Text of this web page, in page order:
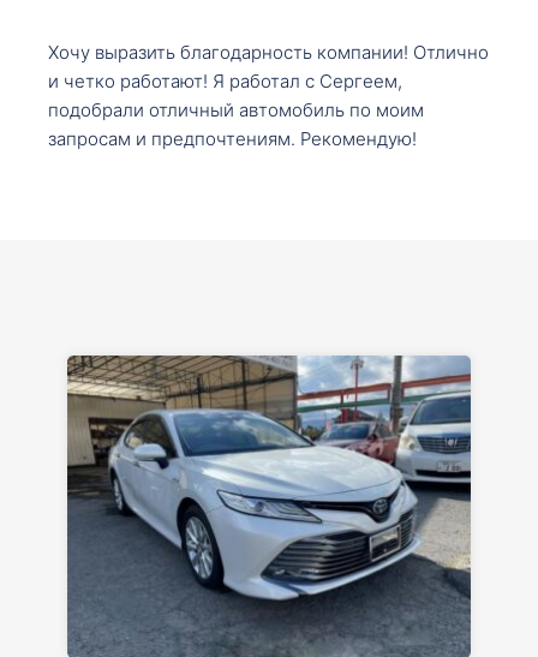
Хочу выразить благодарность компании! Отлично
и четко работают! Я работал с Сергеем,
подобрали отличный автомобиль по моим
запросам и предпочтениям. Рекомендую!